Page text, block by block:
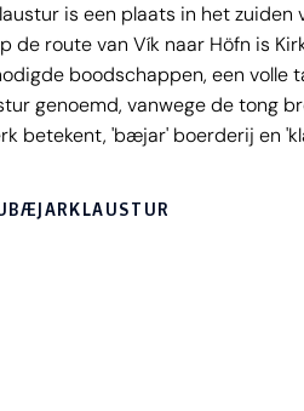
is een plaats in het zuiden
de route van Vík naar Höfn is
boodschappen, een volle
genoemd, vanwege de tong
betekent, 'bæjar' boerderij en